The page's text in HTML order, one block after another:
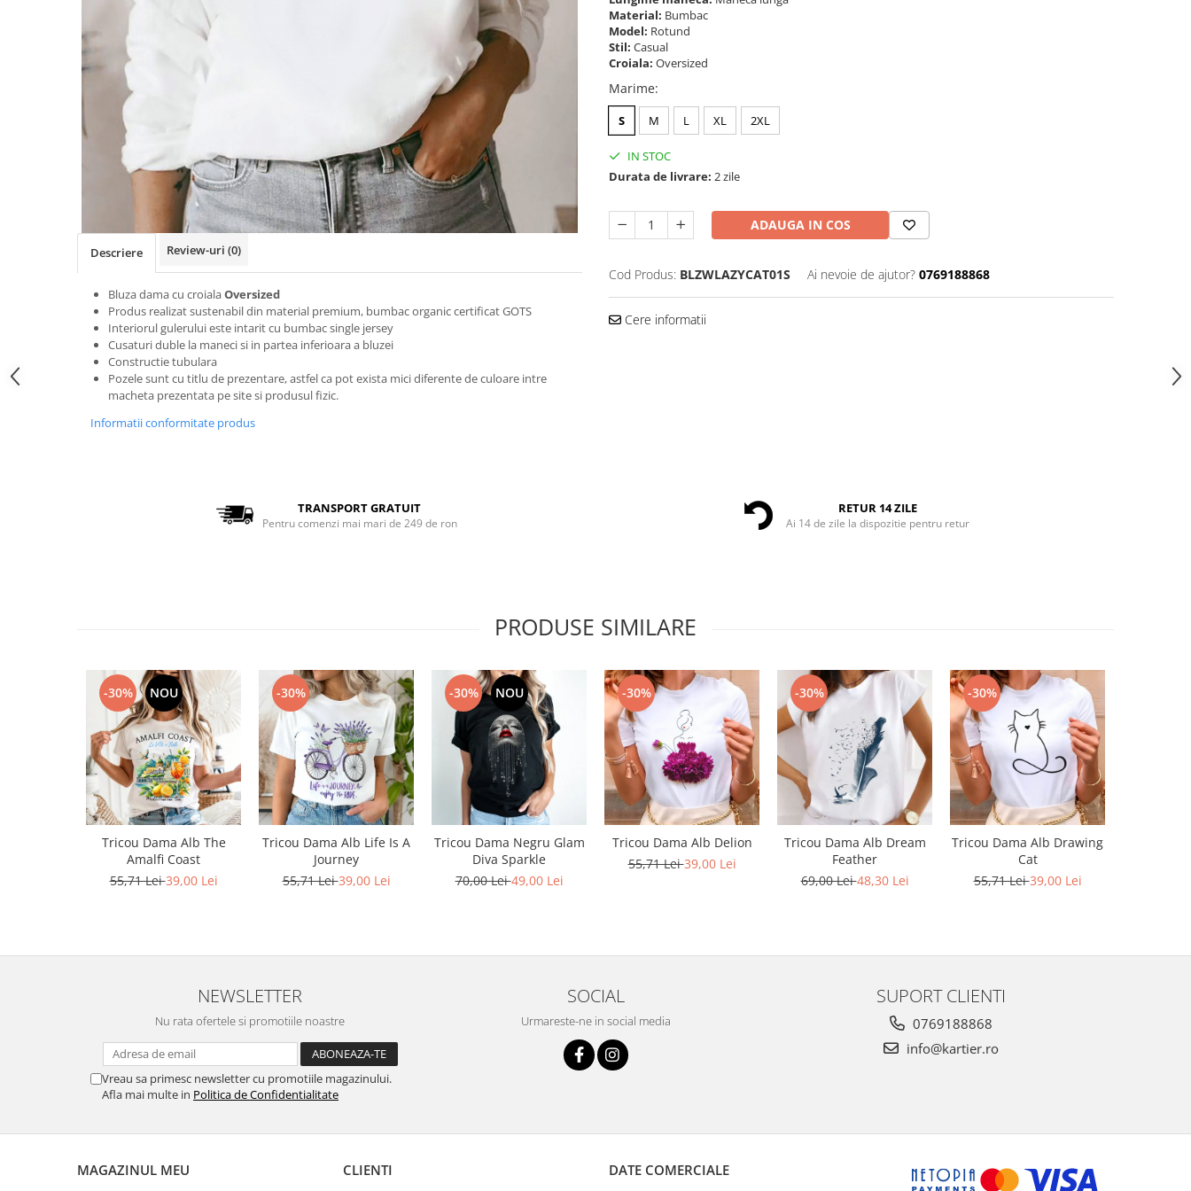
Tricouri Love
Tricouri Mom
Tricouri Paste
Tricouri Petrecerea Burlacitelor
Tricouri Tattoo
Tricouri Toamna
Tricouri Tree
Tricouri Valentine's Day
Tricouri X-mas
Bluze Abstract
Bluze Animale
Bluze Primavara
Bluze Tattoo
Bluze Toamna
Hanorace Unisex
Tricouri Samurai
Tricouri Skull
Tricouri Trupe/Artisti
Bluze Trening
Material: Bumbac
Model: Rotund
Stil: Casual
Croiala: Oversized
Marime:
S M L XL 2XL
IN STOC
Durata de livrare: 2 zile
ADAUGA IN COS
Cod Produs: BLZWLAZYCAT01S Ai nevoie de ajutor? 0769188868
Cere informatii
Descriere Review-uri (0)
Bluza dama cu croialaOversized
Produs realizat sustenabil din material premium, bumbac organic certificat GOTS
Interiorul gulerului este intarit cu bumbac single jersey
Cusaturi duble la maneci si in partea inferioara a bluzei
Constructie tubulara
Pozele sunt cu titlu de prezentare, astfel ca pot exista mici diferente de culoare intre
macheta prezentata pe site si produsul fizic.
Informatii conformitate produs
TRANSPORT GRATUIT
Pentru comenzi mai mari de 249 de ron
RETUR 14 ZILE
Ai 14 de zile la dispozitie pentru retur
PRODUSE SIMILARE
-30% NOU
Tricou Dama Alb The
Amalfi Coast
55,71 Lei39,00 Lei
-30%
Tricou Dama Alb Life Is A
Journey
55,71 Lei39,00 Lei
-30% NOU
Tricou Dama Negru Glam
Diva Sparkle
70,00 Lei49,00 Lei
-30%
Tricou Dama Alb Delion
55,71 Lei39,00 Lei
-30%
Tricou Dama Alb Dream
Feather
69,00 Lei48,30 Lei
-30%
Tricou Dama Alb Drawing
Cat
55,71 Lei39,00 Lei
NEWSLETTER
Nu rata ofertele si promotiile noastre
Vreau sa primesc newsletter cu promotiile magazinului.
Afla mai multe in Politica de Confidentialitate
SOCIAL
Urmareste-ne in social media
SUPORT CLIENTI
0769188868
info@kartier.ro
MAGAZINUL MEU CLIENTI DATE COMERCIALE